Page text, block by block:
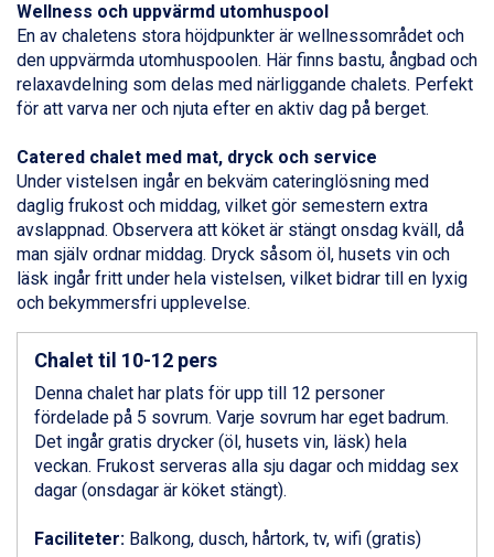
Canazei från 7.195 kr.
Livigno från 5.595 kr.
Ponte di Legno från 7.395 kr.
Sauze dOulx från 6.145 kr.
Alleghe från 8.545 kr.
Arabba från 11.045 kr.
La Thuile från 7.045 kr.
Cervinia från 8.245 kr.
Bad Hofgastein från 8.595 kr.
Saalbach från 9.445 kr.
Sölden från 12.995 kr.
Passo Tonale från 5.895 kr.
Champoluc från 5.945 kr.
Sestriere från 6.945 kr.
Wagrain från 7.095 kr.
Fieberbrunn från 9.645 kr.
Ischgl från 11.295 kr.
Val Thorens från 8.395 kr.
St. Anton från 11.245 kr.
Zell am See från 6.295 kr.
Canazei från 7.195 kr.
Wellness och uppvärmd utomhuspool
En av chaletens stora höjdpunkter är wellnessområdet och
den uppvärmda utomhuspoolen. Här finns bastu, ångbad och
relaxavdelning som delas med närliggande chalets. Perfekt
för att varva ner och njuta efter en aktiv dag på berget.
Catered chalet med mat, dryck och service
Under vistelsen ingår en bekväm cateringlösning med
daglig frukost och middag, vilket gör semestern extra
avslappnad. Observera att köket är stängt onsdag kväll, då
man själv ordnar middag. Dryck såsom öl, husets vin och
läsk ingår fritt under hela vistelsen, vilket bidrar till en lyxig
och bekymmersfri upplevelse.
Chalet til 10-12 pers
Denna chalet har plats för upp till 12 personer
fördelade på 5 sovrum. Varje sovrum har eget badrum.
Det ingår gratis drycker (öl, husets vin, läsk) hela
veckan. Frukost serveras alla sju dagar och middag sex
dagar (onsdagar är köket stängt).
Faciliteter: Balkong, dusch, hårtork, tv, wifi (gratis)